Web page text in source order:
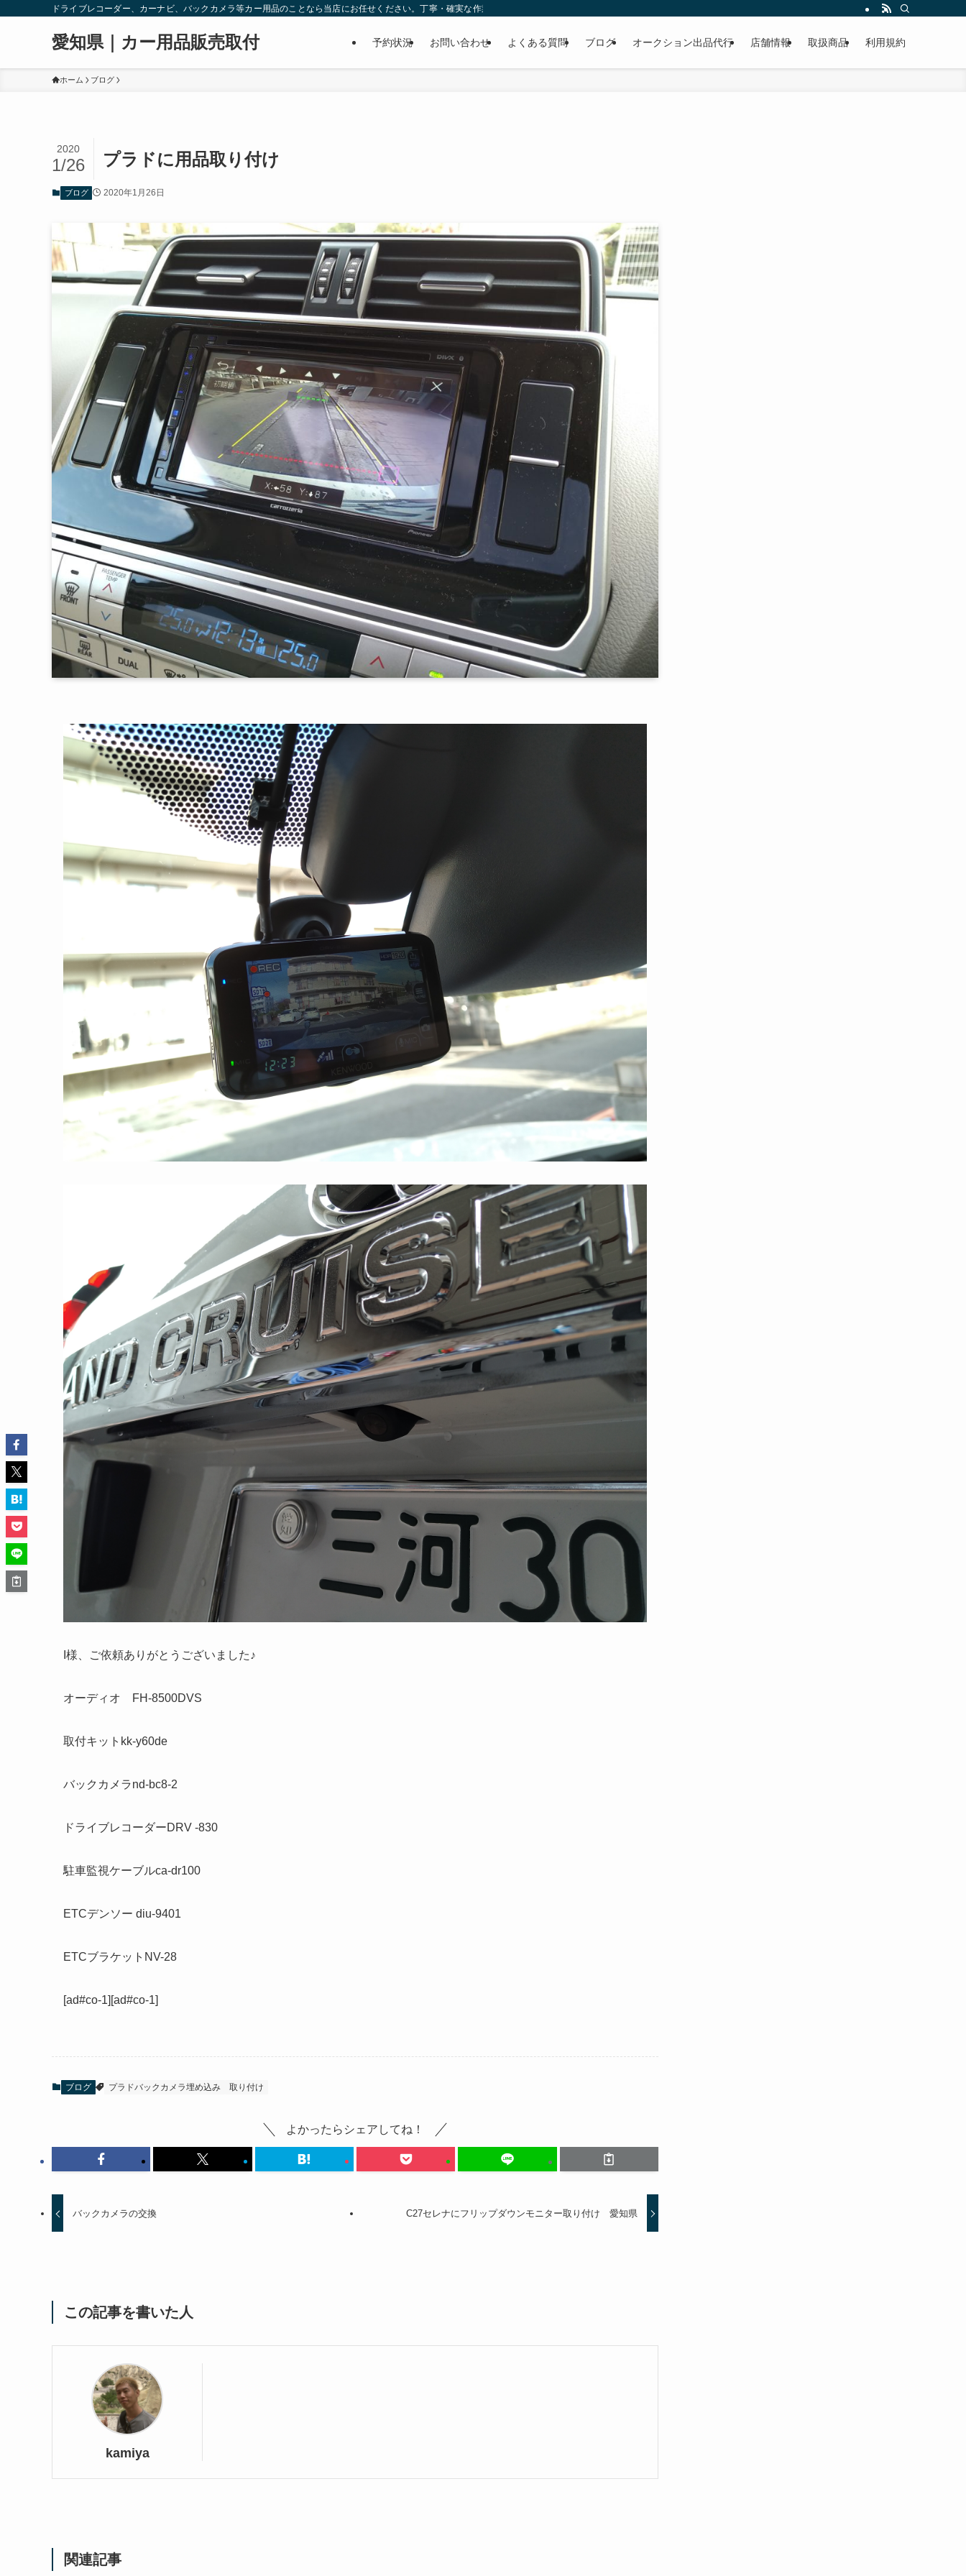
ドライブレコーダー、カーナビ、バックカメラ等カー用品のことなら当店にお任せください。丁寧・確実な作業で個人様だけでなくディーラーの外注作業もこなしています。出張対応、代車完備、見積り無料です。気軽にお問い合
愛知県｜カー用品販売取付 予約状況 お問い合わせ よくある質問 ブログ オークション出品代行 店舗情報 取扱商品 利用規約
ホーム ブログ
プラドに用品取り付け
2020
1/26
ブログ 2020年1月26日
I様、ご依頼ありがとうございました♪
オーディオ FH-8500DVS
取付キットkk-y60de
バックカメラnd-bc8-2
ドライブレコーダーDRV -830
駐車監視ケーブルca-dr100
ETCデンソー diu-9401
ETCブラケットNV-28
[ad#co-1][ad#co-1]
ブログ プラドバックカメラ埋め込み 取り付け
よかったらシェアしてね！
バックカメラの交換 C27セレナにフリップダウンモニター取り付け 愛知県
この記事を書いた人
kamiya
関連記事